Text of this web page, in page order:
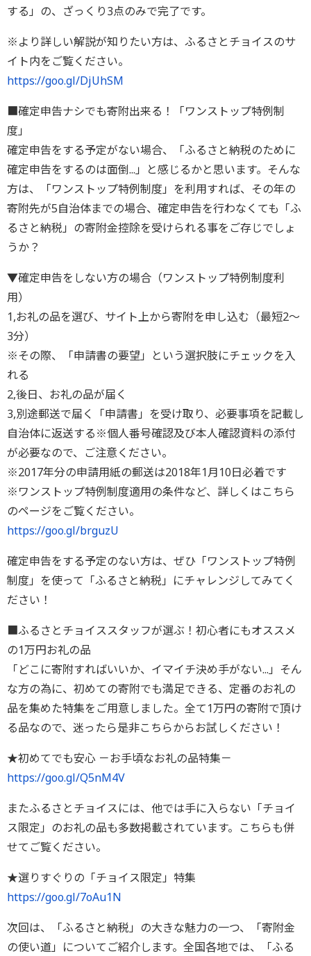
する」の、ざっくり3点のみで完了です。
※より詳しい解説が知りたい方は、ふるさとチョイスのサ
イト内をご覧ください。
https://goo.gl/DjUhSM
■確定申告ナシでも寄附出来る！「ワンストップ特例制
度」
確定申告をする予定がない場合、「ふるさと納税のために
確定申告をするのは面倒...」と感じるかと思います。そんな
方は、「ワンストップ特例制度」を利用すれば、その年の
寄附先が5自治体までの場合、確定申告を行わなくても「ふ
るさと納税」の寄附金控除を受けられる事をご存じでしょ
うか？
▼確定申告をしない方の場合（ワンストップ特例制度利
用）
1,お礼の品を選び、サイト上から寄附を申し込む（最短2～
3分）
※その際、「申請書の要望」という選択肢にチェックを入
れる
2,後日、お礼の品が届く
3,別途郵送で届く「申請書」を受け取り、必要事項を記載し
自治体に返送する※個人番号確認及び本人確認資料の添付
が必要なので、ご注意ください。
※2017年分の申請用紙の郵送は2018年1月10日必着です
※ワンストップ特例制度適用の条件など、詳しくはこちら
のページをご覧ください。
https://goo.gl/brguzU
確定申告をする予定のない方は、ぜひ「ワンストップ特例
制度」を使って「ふるさと納税」にチャレンジしてみてく
ださい！
■ふるさとチョイススタッフが選ぶ！初心者にもオススメ
の1万円お礼の品
「どこに寄附すればいいか、イマイチ決め手がない...」そん
な方の為に、初めての寄附でも満足できる、定番のお礼の
品を集めた特集をご用意しました。全て1万円の寄附で頂け
る品なので、迷ったら是非こちらからお試しください！
★初めてでも安心 －お手頃なお礼の品特集－
https://goo.gl/Q5nM4V
またふるさとチョイスには、他では手に入らない「チョイ
ス限定」のお礼の品も多数掲載されています。こちらも併
せてご覧ください。
★選りすぐりの「チョイス限定」特集
https://goo.gl/7oAu1N
次回は、「ふるさと納税」の大きな魅力の一つ、「寄附金
の使い道」についてご紹介します。全国各地では、「ふる